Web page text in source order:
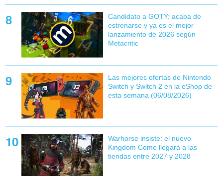
Candidato a GOTY: acaba de
estrenarse y ya es el mejor
lanzamiento de 2026 según
Metacritic
Las mejores ofertas de Nintendo
Switch y Switch 2 en la eShop de
esta semana (06/08/2026)
Warhorse insiste: el nuevo
Kingdom Come llegará a las
tiendas entre 2027 y 2028